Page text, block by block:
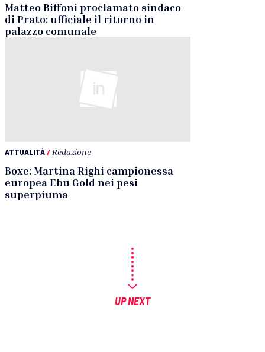
Matteo Biffoni proclamato sindaco
di Prato: ufficiale il ritorno in
palazzo comunale
ATTUALITÀ/ Redazione
Boxe: Martina Righi campionessa
europea Ebu Gold nei pesi
superpiuma
UP NEXT